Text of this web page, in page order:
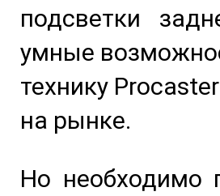
подсветки
умные
технику
на рынке.
Но необходимо